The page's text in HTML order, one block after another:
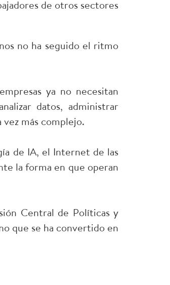
de otros sectores
no ha seguido el ritmo
ya no necesitan
datos, administrar
más complejo.
de IA, el Internet de las
la forma en que operan
Central de Políticas y
que se ha convertido en